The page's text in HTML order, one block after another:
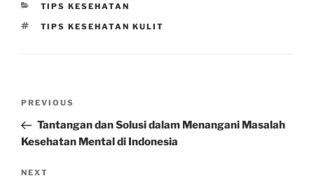
CATEGORIES
TIPS KESEHATAN
TAGS
TIPS KESEHATAN KULIT
Previous
Post
PREVIOUS
Tantangan dan Solusi dalam Menangani Masalah
Kesehatan Mental di Indonesia
Next
NEXT